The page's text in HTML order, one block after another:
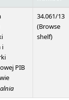
i
PIB
34.061/13
(Browse
shelf)